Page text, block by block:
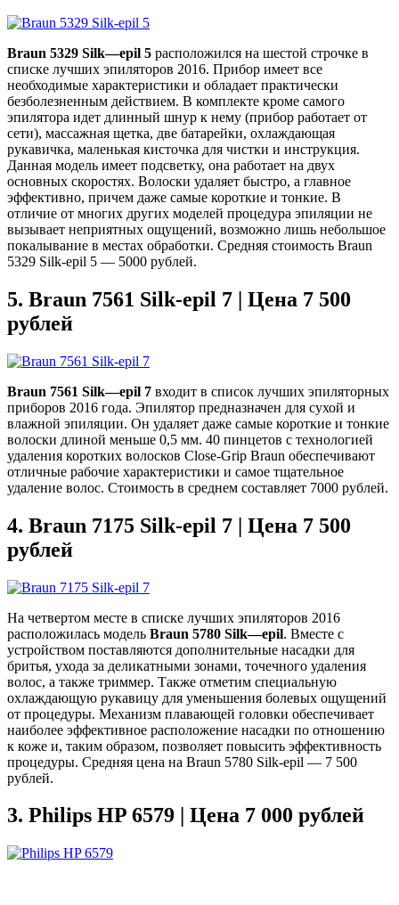
Braun 5329 Silk—epil 5 расположился на шестой строчке в
списке лучших эпиляторов 2016. Прибор имеет все
необходимые характеристики и обладает практически
безболезненным действием. В комплекте кроме самого
эпилятора идет длинный шнур к нему (прибор работает от
сети), массажная щетка, две батарейки, охлаждающая
рукавичка, маленькая кисточка для чистки и инструкция.
Данная модель имеет подсветку, она работает на двух
основных скоростях. Волоски удаляет быстро, а главное
эффективно, причем даже самые короткие и тонкие. В
отличие от многих других моделей процедура эпиляции не
вызывает неприятных ощущений, возможно лишь небольшое
покалывание в местах обработки. Средняя стоимость Braun
5329 Silk-epil 5 — 5000 рублей.
5. Braun 7561 Silk-epil 7 | Цена 7 500
рублей
Braun 7561 Silk—epil 7 входит в список лучших эпиляторных
приборов 2016 года. Эпилятор предназначен для сухой и
влажной эпиляции. Он удаляет даже самые короткие и тонкие
волоски длиной меньше 0,5 мм. 40 пинцетов с технологией
удаления коротких волосков Close-Grip Braun обеспечивают
отличные рабочие характеристики и самое тщательное
удаление волос. Стоимость в среднем составляет 7000 рублей.
4. Braun 7175 Silk-epil 7 | Цена 7 500
рублей
На четвертом месте в списке лучших эпиляторов 2016
расположилась модель Braun 5780 Silk—epil. Вместе с
устройством поставляются дополнительные насадки для
бритья, ухода за деликатными зонами, точечного удаления
волос, а также триммер. Также отметим специальную
охлаждающую рукавицу для уменьшения болевых ощущений
от процедуры. Механизм плавающей головки обеспечивает
наиболее эффективное расположение насадки по отношению
к коже и, таким образом, позволяет повысить эффективность
процедуры. Средняя цена на Braun 5780 Silk-epil — 7 500
рублей.
3. Philips HP 6579 | Цена 7 000 рублей